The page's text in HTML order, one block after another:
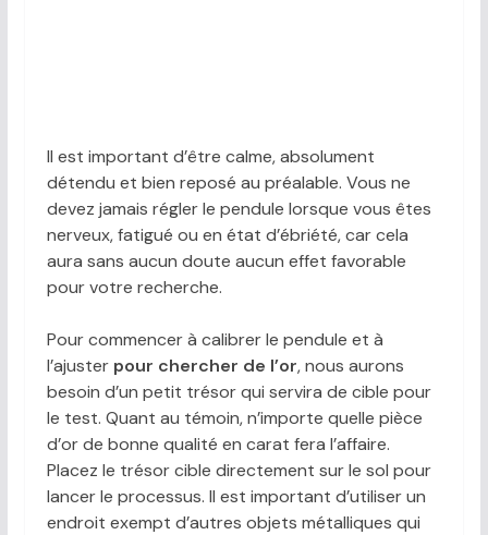
Il est important d’être calme, absolument
détendu et bien reposé au préalable. Vous ne
devez jamais régler le pendule lorsque vous êtes
nerveux, fatigué ou en état d’ébriété, car cela
aura sans aucun doute aucun effet favorable
pour votre recherche.
Pour commencer à calibrer le pendule et à
l’ajuster pour chercher de l’or, nous aurons
besoin d’un petit trésor qui servira de cible pour
le test. Quant au témoin, n’importe quelle pièce
d’or de bonne qualité en carat fera l’affaire.
Placez le trésor cible directement sur le sol pour
lancer le processus. Il est important d’utiliser un
endroit exempt d’autres objets métalliques qui